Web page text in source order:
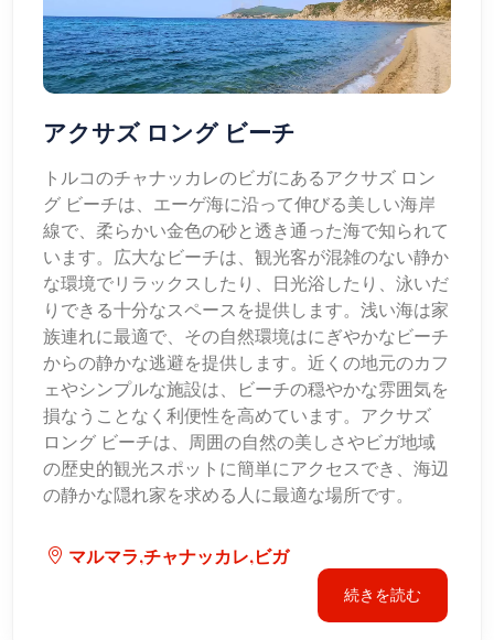
アクサズ ロング ビーチ
トルコのチャナッカレのビガにあるアクサズ ロン
グ ビーチは、エーゲ海に沿って伸びる美しい海岸
線で、柔らかい金色の砂と透き通った海で知られて
います。広大なビーチは、観光客が混雑のない静か
な環境でリラックスしたり、日光浴したり、泳いだ
りできる十分なスペースを提供します。浅い海は家
族連れに最適で、その自然環境はにぎやかなビーチ
からの静かな逃避を提供します。近くの地元のカフ
ェやシンプルな施設は、ビーチの穏やかな雰囲気を
損なうことなく利便性を高めています。アクサズ
ロング ビーチは、周囲の自然の美しさやビガ地域
の歴史的観光スポットに簡単にアクセスでき、海辺
の静かな隠れ家を求める人に最適な場所です。
マルマラ,チャナッカレ,ビガ
続きを読む